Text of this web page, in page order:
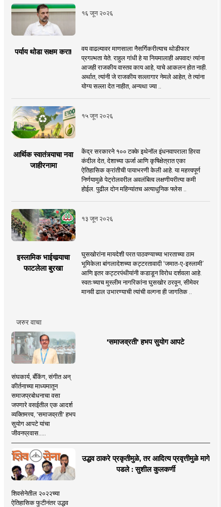
१६ जून २०२६
पर्याय थोडा सक्षम करा!
वय वाढल्यावर माणसाला नैसर्गिकरीत्याच थोडीफार
प्रगल्भता येते. राहुल गांधी हे या नियमालाही अपवाद! त्यांना
आजही राजकीय वास्तव काय आहे, याचे आकलन होत नाही.
अर्थात, त्यांनी जे राजकीय सल्लागार नेमले आहेत, ते त्यांना
योग्य सल्ला देत नाहीत, अन्यथा ज्या ..
१५ जून २०२६
आर्थिक स्वातंत्र्याचा नवा
जाहीरनामा
केंद्र सरकारने १०० टक्के इथेनॉल इंधनवापराला हिरवा
कंदील देत, देशाच्या ऊर्जा आणि कृषिक्षेत्रात एका
ऐतिहासिक क्रांतीची पायाभरणी केली आहे. या महत्त्वपूर्ण
निर्णयामुळे पेट्रोलवरील अवलंबित्व लक्षणीयरीत्या कमी
होईल. पुढील दोन महिन्यांतच अत्याधुनिक फ्लेस ..
१३ जून २०२६
इस्लामिक भाईचार्‍याचा
फाटलेला बुरखा
घुसखोरांना मायदेशी परत पाठवण्याच्या भारताच्या ठाम
भूमिकेला बांगलादेशच्या कट्टरतावादी ‘जमात-ए-इस्लामी’
आणि इतर कट्टरपंथीयांनी कडाडून विरोध दर्शवला आहे.
स्वतःच्याच मुस्लीम नागरिकांना घुसखोर ठरवून, सीमेवर
मानवी ढाल उभारण्याची त्यांची वल्गना ही जागतिक ..
जरुर वाचा
'समाजव्रती' हभप सुयोग आपटे
संघकार्य, बँकिंग, संगीत अन्
कीर्तनाच्या माध्यमातून
समाजप्रबोधनाचा वसा
जपणारे वसईतील एक आदर्श
व्यक्तिमत्त्व, 'समाजव्रती' हभप
सुयोग आपटे यांचा
जीवनप्रवास.....
उद्धव ठाकरे प्रकृतीमुळे, तर आदित्य प्रवृत्तीमुळे मागे
पडले : सुशील कुलकर्णी
शिवसेनेतील २०२२च्या
ऐतिहासिक फुटीनंतर उद्धव